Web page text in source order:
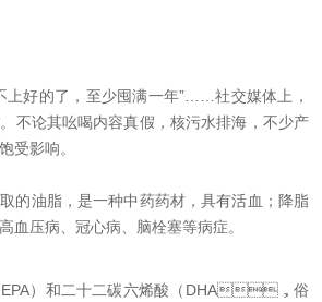
上好的了，至少囤满一年”……社交媒体上，
不论其吆喝内容真假，核污水排海，不少产
响。
脂，是一种中药药材，具有活血；降脂
压病、冠心病、脑栓塞等病症。
EPA）和二十二碳六烯酸（DHA，俗